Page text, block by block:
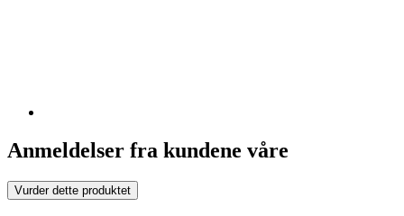
Anmeldelser fra kundene våre
Vurder dette produktet